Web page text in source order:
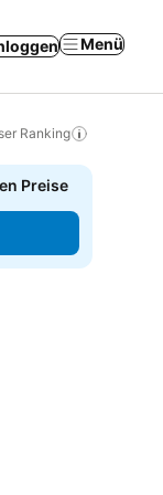
Menü
Ranking
Preise